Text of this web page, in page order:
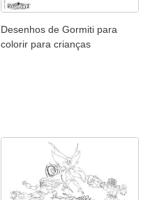
Desenhos de Gormiti para
colorir para crianças